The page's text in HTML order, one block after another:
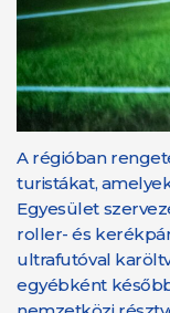
A régióban
turistákat,
Egyesület
roller- és
ultrafutóval
egyébként